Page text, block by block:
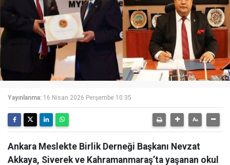
Yayınlanma: 16 Nisan 2026 Perşembe 10:35
Ankara Meslekte Birlik Derneği Başkanı Nevzat
Akkaya, Siverek ve Kahramanmaraş’ta yaşanan okul